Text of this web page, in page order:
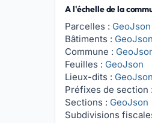
A l'échelle de la
Parcelles : GeoJson
Bâtiments : GeoJson
Commune :
Feuilles : GeoJson
Lieux-dits : GeoJson
Préfixes de section :
Sections : GeoJson
Subdivisions